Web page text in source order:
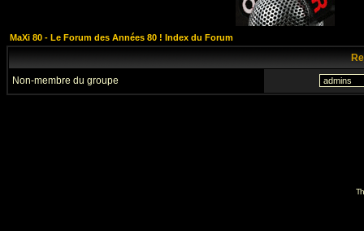
MaXi 80 - Le Forum des Années 80 ! Index du Forum
Non-membre du groupe